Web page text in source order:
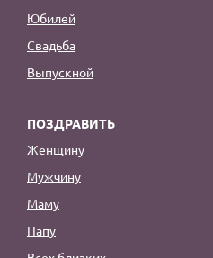
Юбилей
Свадьба
Выпускной
ПОЗДРАВИТЬ
Женщину
Мужчину
Маму
Папу